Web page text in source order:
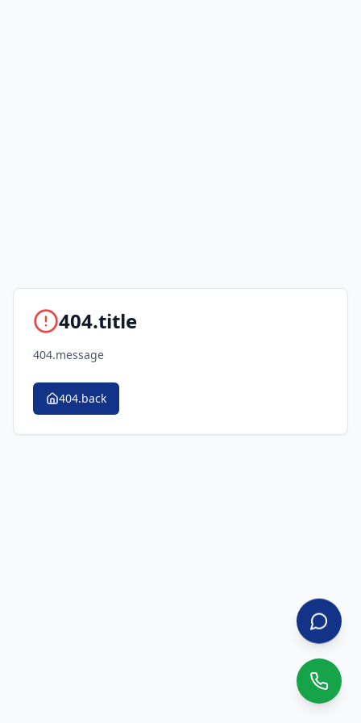
404.title
404.message
404.back